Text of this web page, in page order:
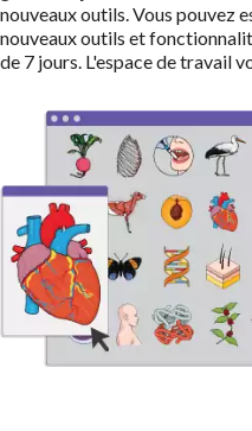
nouveaux outils. Vous pouvez
nouveaux outils et
de 7 jours. L'espace de travail